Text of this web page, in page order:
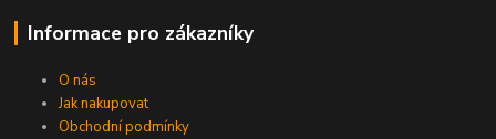
Informace pro zákazníky
O nás
Jak nakupovat
Obchodní podmínky